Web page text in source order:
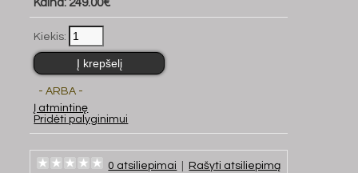
Kaina: 249.00€
Kiekis:
- ARBA -
Į atmintinę
Pridėti palyginimui
0 atsiliepimai Rašyti atsiliepimą